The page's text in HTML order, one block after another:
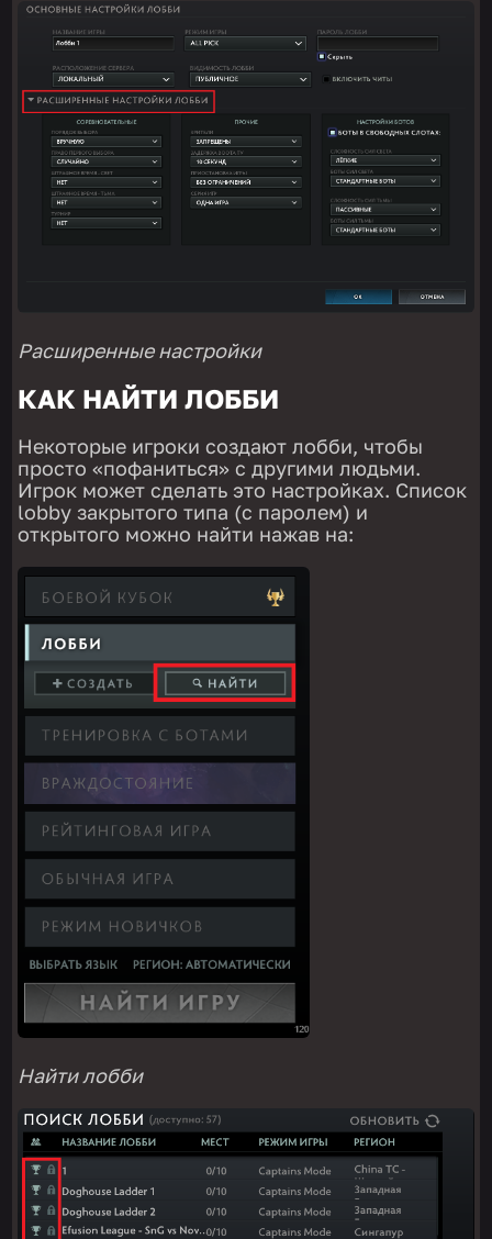
Расширенныенастройки
КАК НАЙТИ ЛОББИ
Некоторые игроки создают лобби, чтобы
просто «пофаниться» с другими людьми.
Игрок может сделать это настройках. Список
lobby закрытого типа (с паролем) и
открытого можно найти нажав на:
Найтилобби